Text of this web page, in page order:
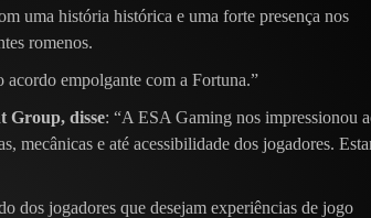
uma história histórica e uma forte presença nos
romenos.
empolgante com a Fortuna.”
Group, disse: “A ESA Gaming nos impressionou
mecânicas e até acessibilidade dos jogadores.
dos jogadores que desejam experiências de jogo